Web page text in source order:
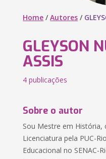
Home /Autores /
GLEYSON
ASSIS
4 publicações
Sobre o autor
Sou Mestre em História,
Licenciatura pela PUC-
Educacional no SENAC-